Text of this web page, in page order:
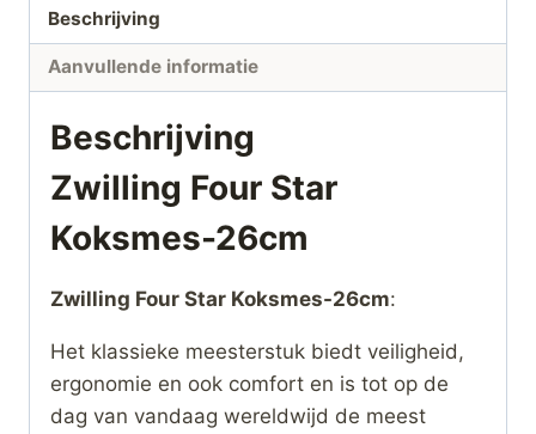
Beschrijving
Aanvullende informatie
Beschrijving
Zwilling Four Star
Koksmes-26cm
Zwilling Four Star Koksmes-26cm:
Het klassieke meesterstuk biedt veiligheid,
ergonomie en ook comfort en is tot op de
dag van vandaag wereldwijd de meest